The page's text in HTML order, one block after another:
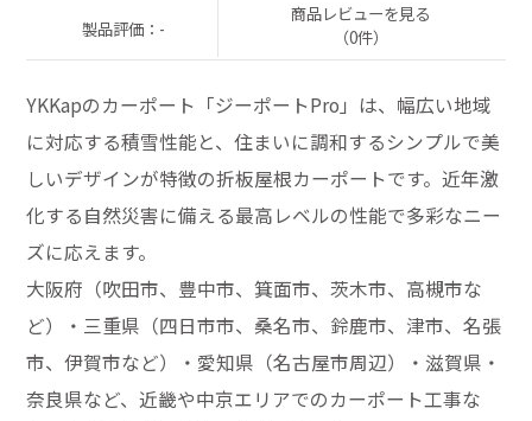
製品評価：-
商品レビューを見る
（0件）
YKKapのカーポート「ジーポートPro」は、幅広い地域
に対応する積雪性能と、住まいに調和するシンプルで美
しいデザインが特徴の折板屋根カーポートです。近年激
化する自然災害に備える最高レベルの性能で多彩なニー
ズに応えます。
大阪府（吹田市、豊中市、箕面市、茨木市、高槻市な
ど）・三重県（四日市市、桑名市、鈴鹿市、津市、名張
市、伊賀市など）・愛知県（名古屋市周辺）・滋賀県・
奈良県など、近畿や中京エリアでのカーポート工事な